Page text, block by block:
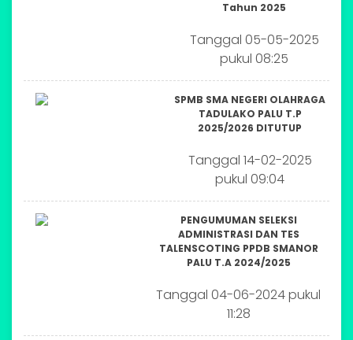
Tahun 2025
Tanggal 05-05-2025
pukul 08:25
SPMB SMA NEGERI OLAHRAGA
TADULAKO PALU T.P
2025/2026 DITUTUP
Tanggal 14-02-2025
pukul 09:04
PENGUMUMAN SELEKSI
ADMINISTRASI DAN TES
TALENSCOTING PPDB SMANOR
PALU T.A 2024/2025
Tanggal 04-06-2024 pukul
11:28